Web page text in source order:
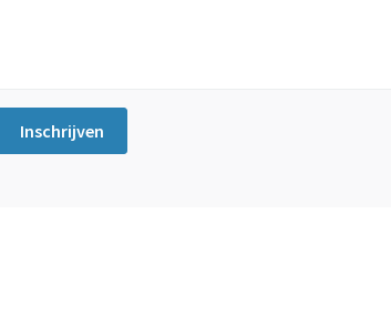
Inschrijven